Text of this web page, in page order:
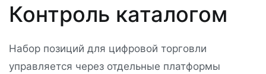
Контроль каталогом
Набор позиций для цифровой торговли
управляется через отдельные платформы